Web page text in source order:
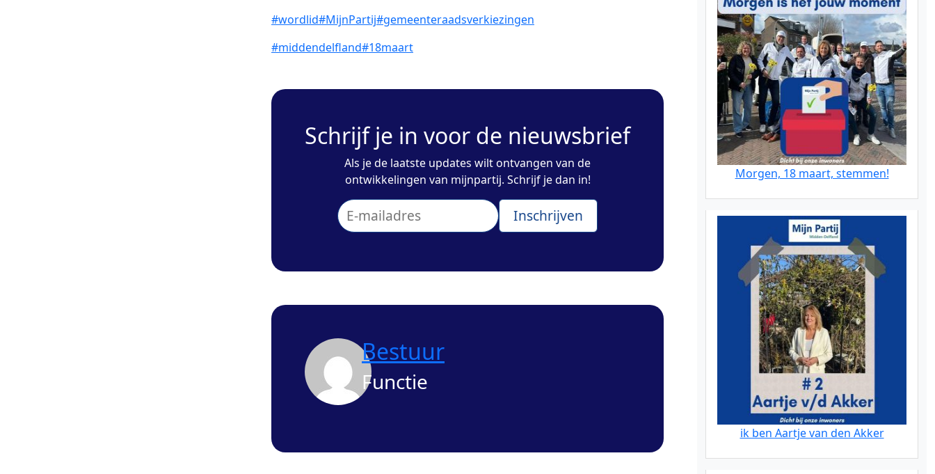
#wordlid#MijnPartij#gemeenteraadsverkiezingen
#middendelfland#18maart
Schrijf je in voor de nieuwsbrief
Als je de laatste updates wilt ontvangen van de
ontwikkelingen van mijnpartij. Schrijf je dan in!
Bestuur
Functie
Morgen, 18 maart, stemmen!
ik ben Aartje van den Akker